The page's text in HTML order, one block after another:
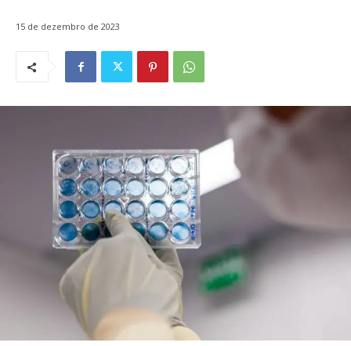
15 de dezembro de 2023